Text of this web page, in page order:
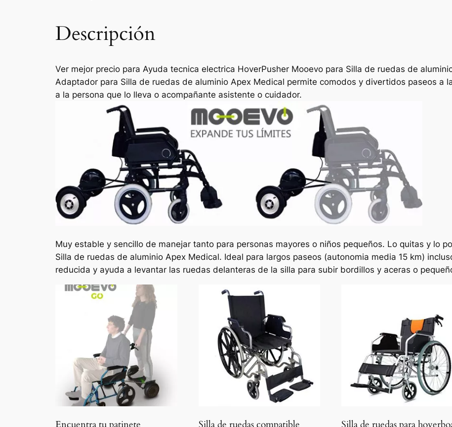
Descripción
Ver mejor precio para Ayuda tecnica electrica HoverPusher Mooevo para Silla de ruedas de
Adaptador para Silla de ruedas de aluminio Apex Medical permite comodos y divertidos paseos a
a la persona que lo lleva o acompañante asistente o cuidador.
Muy estable y sencillo de manejar tanto para personas mayores o niños pequeños. Lo quitas y lo
Silla de ruedas de aluminio Apex Medical. Ideal para largos paseos (autonomia media 15 km)
reducida y ayuda a levantar las ruedas delanteras de la silla para subir bordillos y aceras o